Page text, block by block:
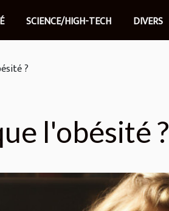
SCIENCE/HIGH-TECH DIVERS
?
l'obésité ?